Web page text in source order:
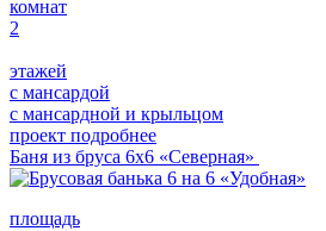
комнат
2
этажей
с мансардой
с мансардной и крыльцом
проект подробнее
Баня из бруса 6х6 «Северная»
площадь